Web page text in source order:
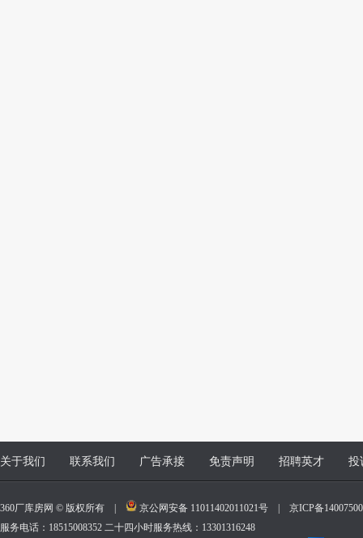
关于我们 联系我们 广告承接 免责声明 招聘英才 投
360厂库房网 © 版权所有 | 京公网安备 11011402011021号
京ICP备
服务电话：18515008352 二十四小时服务热线：13301316248